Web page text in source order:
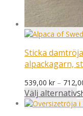
Sticka
alpackagarn,
539,00 kr –
Välj alternativ